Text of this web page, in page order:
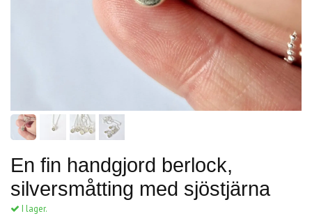
En fin handgjord berlock,
silversmåtting med sjöstjärna
I lager.